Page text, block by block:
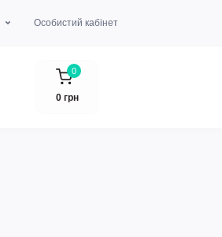
Особистий кабінет
0
0 грн